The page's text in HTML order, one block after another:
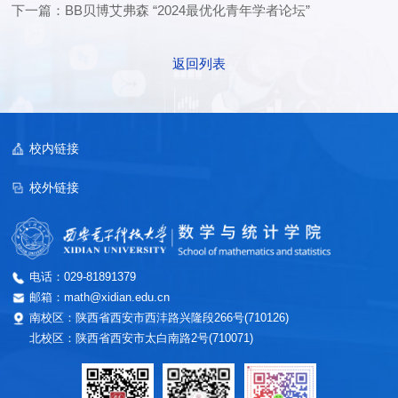
下一篇：BB贝博艾弗森 “2024最优化青年学者论坛”
返回列表
电话：029-81891379
邮箱：math@xidian.edu.cn
南校区：陕西省西安市西沣路兴隆段266号(710126)
北校区：陕西省西安市太白南路2号(710071)
校内链接
校外链接